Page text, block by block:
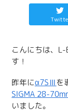
こんにちは、
す！
昨年にα7SⅢを
SIGMA 28-
いました。